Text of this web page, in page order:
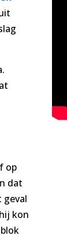
op
dat
geval
kon